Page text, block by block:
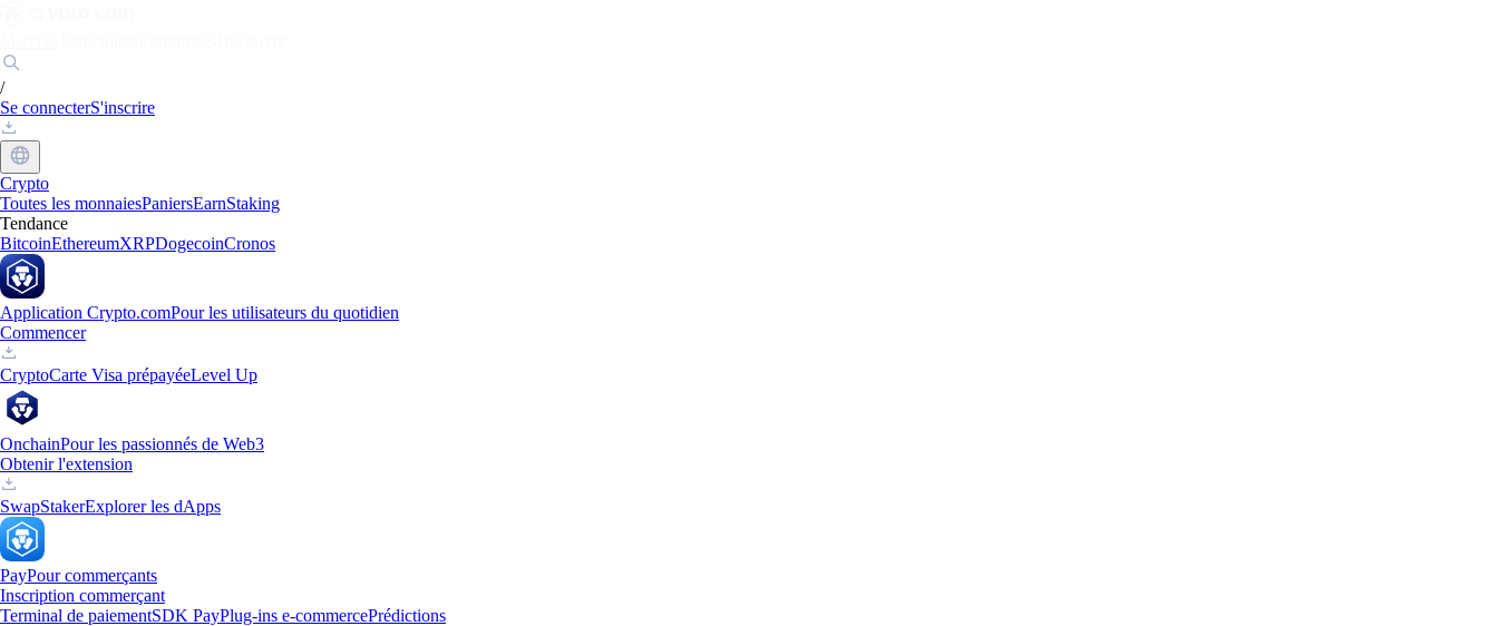
/
Se connecterS'inscrire
Crypto
Toutes les monnaiesPaniersEarnStaking
Tendance
BitcoinEthereumXRPDogecoinCronos
Application Crypto.comPour les utilisateurs du quotidien
Commencer
CryptoCarte Visa prépayéeLevel Up
OnchainPour les passionnés de Web3
Obtenir l'extension
SwapStakerExplorer les dApps
PayPour commerçants
Inscription commerçant
Terminal de paiementSDK PayPlug-ins e-commercePrédictions